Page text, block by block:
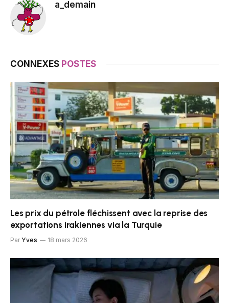
a_demain
CONNEXES POSTES
Les prix du pétrole fléchissent avec la reprise des
exportations irakiennes via la Turquie
Par Yves 18 mars 2026